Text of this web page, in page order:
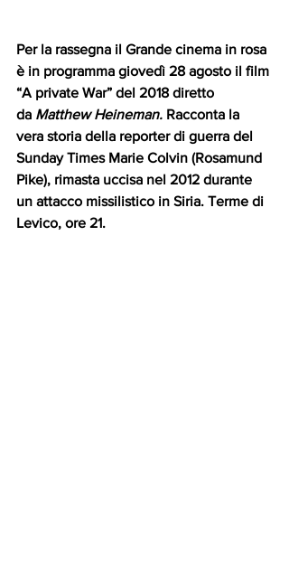
Per la rassegna il Grande cinema in rosa
è in programma giovedì 28 agosto il film
“A private War” del 2018 diretto
da Matthew Heineman. Racconta la
vera storia della reporter di guerra del
Sunday Times Marie Colvin (Rosamund
Pike), rimasta uccisa nel 2012 durante
un attacco missilistico in Siria. Terme di
Levico, ore 21.